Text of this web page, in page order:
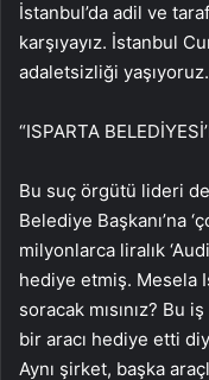
İstanbul’da adil ve
karşıyayız. İstanbul
adaletsizliği yaşıyoruz.
“ISPARTA
Bu suç örgütü lideri
Belediye Başkanı’na
milyonlarca liralık
hediye etmiş. Mesela
soracak mısınız? Bu
bir aracı hediye etti
Aynı şirket, başka